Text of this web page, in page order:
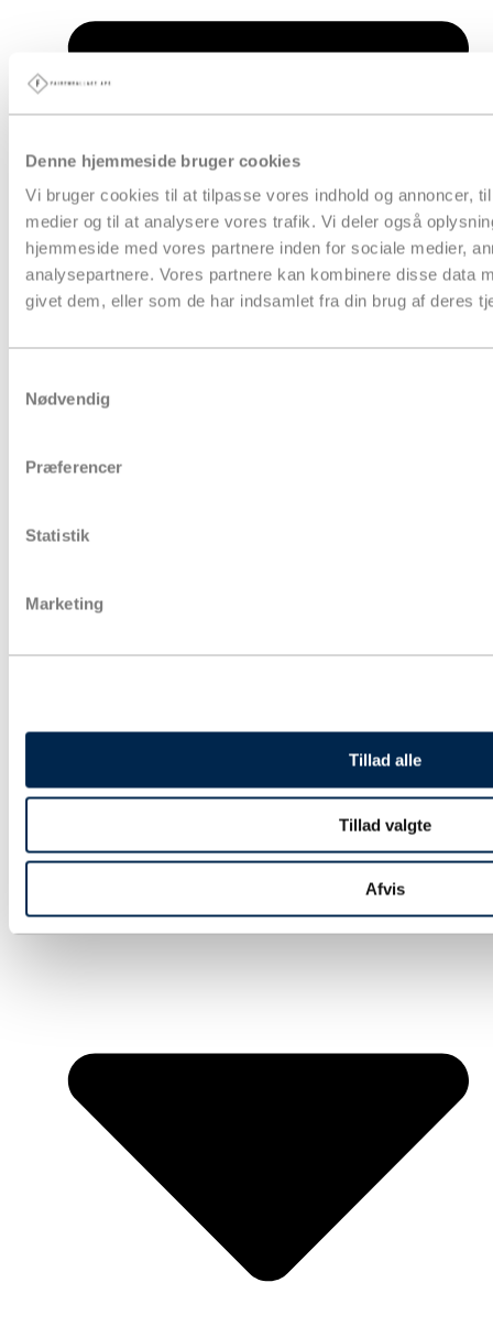
Denne hjemmeside bruger cookies
Vi bruger cookies til at tilpasse vores indhold og annoncer,
medier og til at analysere vores trafik. Vi deler også
hjemmeside med vores partnere inden for sociale medier,
analysepartnere. Vores partnere kan kombinere disse data
givet dem, eller som de har indsamlet fra din brug af deres
Nødvendig
Præferencer
Statistik
Marketing
Tillad alle
Tillad valgte
Afvis
Papkasser
Aftørring & hygiejne
Fairemballage